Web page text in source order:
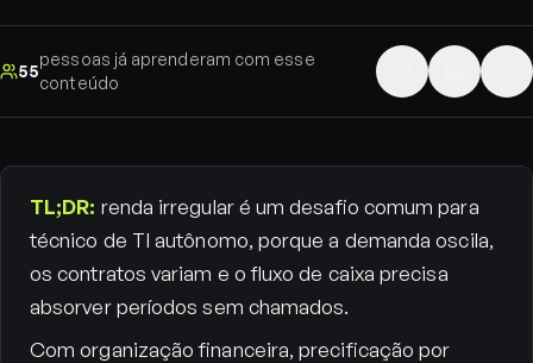
55
pessoas já aprenderam com esse
conteúdo
TL;DR: renda irregular é um desafio comum para
técnico de TI autônomo, porque a demanda oscila,
os contratos variam e o fluxo de caixa precisa
absorver períodos sem chamados.
Com organização financeira, precificação por